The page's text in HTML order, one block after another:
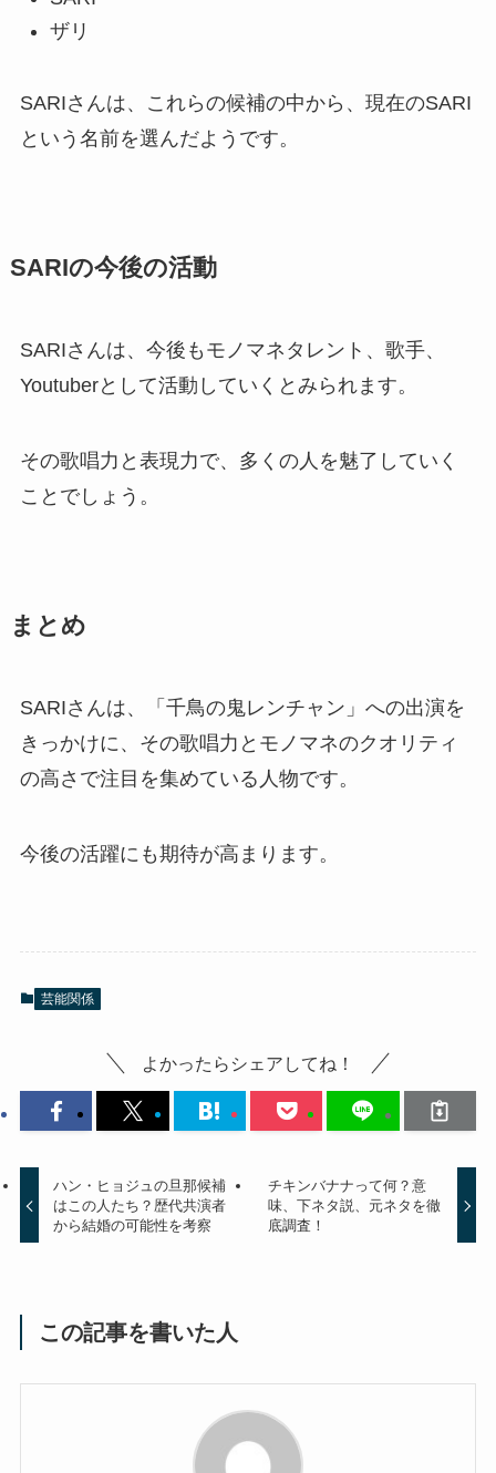
ザリ
SARIさんは、これらの候補の中から、現在のSARI
という名前を選んだようです。
SARIの今後の活動
SARIさんは、今後もモノマネタレント、歌手、
Youtuberとして活動していくとみられます。
その歌唱力と表現力で、多くの人を魅了していく
ことでしょう。
まとめ
SARIさんは、「千鳥の鬼レンチャン」への出演を
きっかけに、その歌唱力とモノマネのクオリティ
の高さで注目を集めている人物です。
今後の活躍にも期待が高まります。
芸能関係
よかったらシェアしてね！
ハン・ヒョジュの旦那候補
はこの人たち？歴代共演者
から結婚の可能性を考察
チキンバナナって何？意
味、下ネタ説、元ネタを徹
底調査！
この記事を書いた人